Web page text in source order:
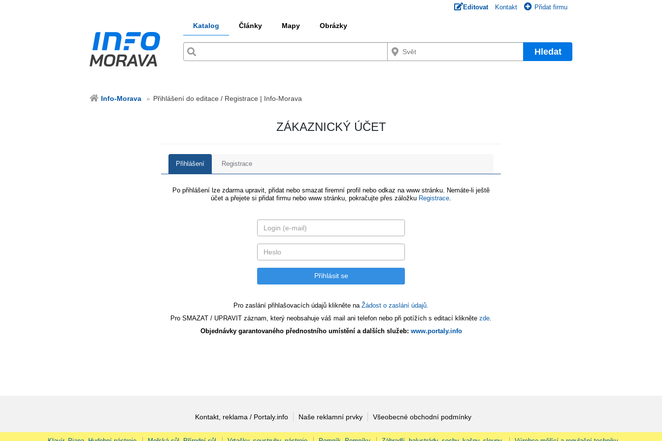
Editovat Kontakt Přidat firmu
Katalog Články Mapy Obrázky
Hledat
Info-Morava Přihlášení do editace / Registrace | Info-Morava
ZÁKAZNICKÝ ÚČET
Přihlášení Registrace
Po přihlášení lze zdarma upravit, přidat nebo smazat firemní profil nebo odkaz na www stránku. Nemáte-li ještě
účet a přejete si přidat firmu nebo www stránku, pokračujte přes záložku Registrace
Pro zaslání přihlašovacích údajů klikněte na Žádost o zaslání údajů.
Pro SMAZAT / UPRAVIT záznam, který neobsahuje váš mail ani telefon nebo při potížích s editací klikněte zde
Objednávky garantovaného přednostního umístění a dalších služeb: www.portaly.info
Kontakt, reklama / Portaly.info Naše reklamní prvky Všeobecné obchodní podmínky